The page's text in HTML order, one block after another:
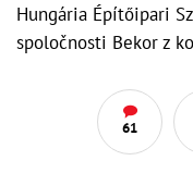
Hungária Építőipari
spoločnosti Bekor z
61